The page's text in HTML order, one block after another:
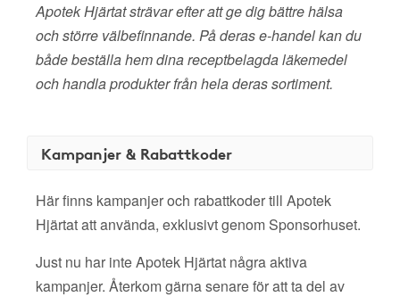
Apotek Hjärtat strävar efter att ge dig bättre hälsa
och större välbefinnande. På deras e-handel kan du
både beställa hem dina receptbelagda läkemedel
och handla produkter från hela deras sortiment.
Kampanjer & Rabattkoder
Här finns kampanjer och rabattkoder till Apotek
Hjärtat att använda, exklusivt genom Sponsorhuset.
Just nu har inte Apotek Hjärtat några aktiva
kampanjer. Återkom gärna senare för att ta del av